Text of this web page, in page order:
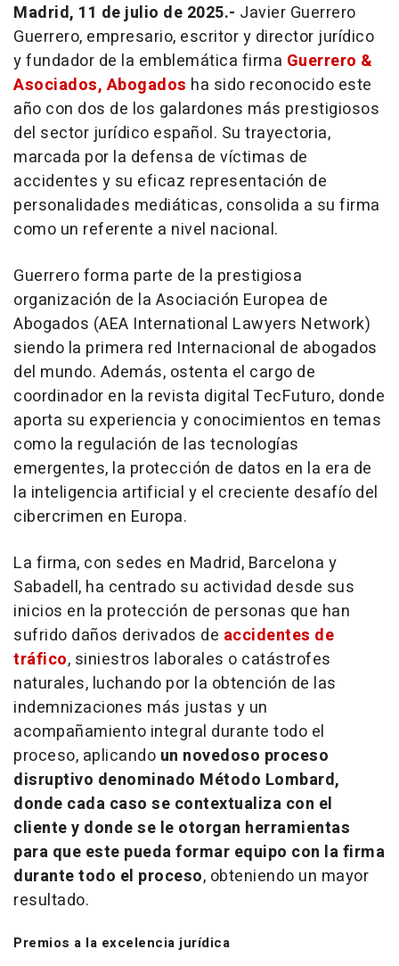
Madrid, 11 de julio de 2025.- Javier Guerrero
Guerrero, empresario, escritor y director jurídico
y fundador de la emblemática firma Guerrero &
Asociados, Abogados ha sido reconocido este
año con dos de los galardones más prestigiosos
del sector jurídico español. Su trayectoria,
marcada por la defensa de víctimas de
accidentes y su eficaz representación de
personalidades mediáticas, consolida a su firma
como un referente a nivel nacional.
Guerrero forma parte de la prestigiosa
organización de la Asociación Europea de
Abogados (AEA International Lawyers Network)
siendo la primera red Internacional de abogados
del mundo. Además, ostenta el cargo de
coordinador en la revista digital TecFuturo, donde
aporta su experiencia y conocimientos en temas
como la regulación de las tecnologías
emergentes, la protección de datos en la era de
la inteligencia artificial y el creciente desafío del
cibercrimen en Europa.
La firma, con sedes en Madrid, Barcelona y
Sabadell, ha centrado su actividad desde sus
inicios en la protección de personas que han
sufrido daños derivados de accidentes de
tráfico, siniestros laborales o catástrofes
naturales, luchando por la obtención de las
indemnizaciones más justas y un
acompañamiento integral durante todo el
proceso, aplicando un novedoso proceso
disruptivo denominado Método Lombard,
donde cada caso se contextualiza con el
cliente y donde se le otorgan herramientas
para que este pueda formar equipo con la firma
durante todo el proceso, obteniendo un mayor
resultado.
Premios a la excelencia jurídica